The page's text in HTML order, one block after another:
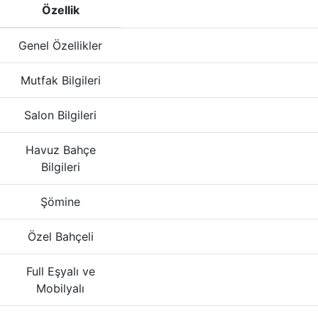
Özellik
Genel Özellikler
Mutfak Bilgileri
Salon Bilgileri
Havuz Bahçe
Bilgileri
Şömine
Özel Bahçeli
Full Eşyalı ve
Mobilyalı